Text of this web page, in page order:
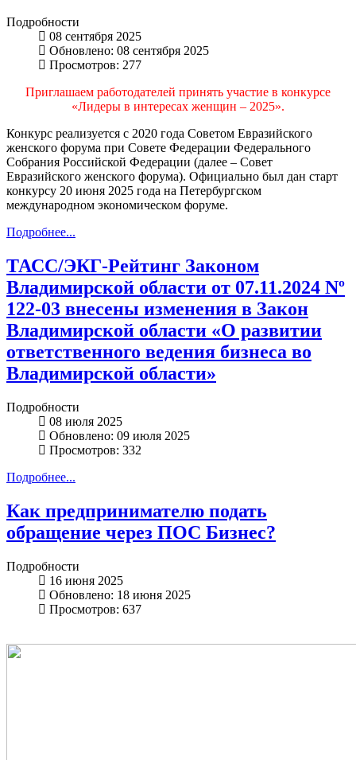
Подробности
08 сентября 2025
Обновлено: 08 сентября 2025
Просмотров: 277
Приглашаем работодателей принять участие в конкурсе
«Лидеры в интересах женщин – 2025».
Конкурс реализуется с 2020 года Советом Евразийского
женского форума при Совете Федерации Федерального
Собрания Российской Федерации (далее – Совет
Евразийского женского форума). Официально был дан старт
конкурсу 20 июня 2025 года на Петербургском
международном экономическом форуме.
Подробнее...
ТАСС/ЭКГ-Рейтинг Законом
Владимирской области от 07.11.2024 Nº
122-03 внесены изменения в Закон
Владимирской области «О развитии
ответственного ведения бизнеса во
Владимирской области»
Подробности
08 июля 2025
Обновлено: 09 июля 2025
Просмотров: 332
Подробнее...
Как предпринимателю подать
обращение через ПОС Бизнес?
Подробности
16 июня 2025
Обновлено: 18 июня 2025
Просмотров: 637